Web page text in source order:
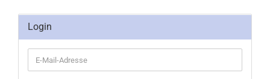
Login
E-
Mail-